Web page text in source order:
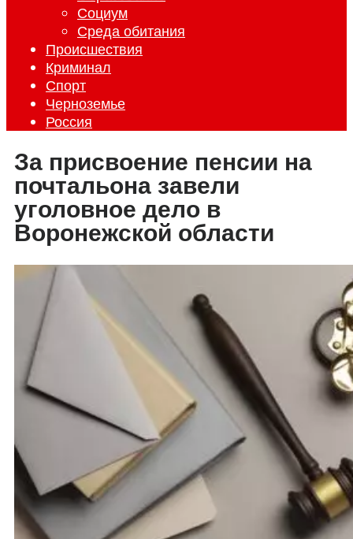
Социум
Среда обитания
Происшествия
Криминал
Спорт
Черноземье
Россия
За присвоение пенсии на
почтальона завели
уголовное дело в
Воронежской области